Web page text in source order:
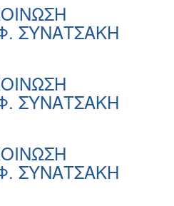
ΣΥΝΑΤΣΑΚΗ
ΣΥΝΑΤΣΑΚΗ
ΣΥΝΑΤΣΑΚΗ